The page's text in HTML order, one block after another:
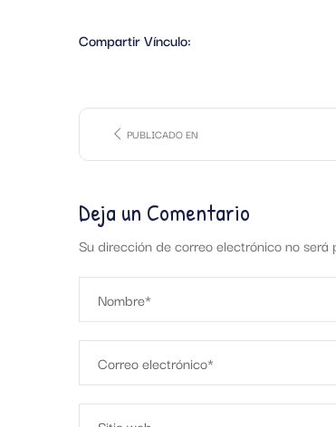
Compartir Vínculo:
PUBLICADO EN
Deja un Comentario
Su dirección de correo electrónico no será